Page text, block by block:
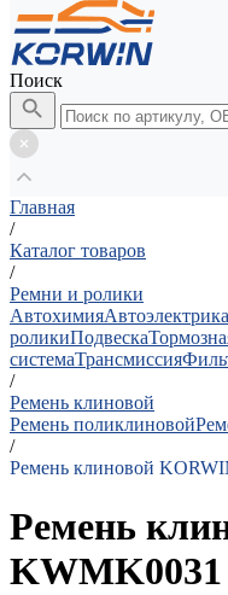
Поиск
Главная
/
Каталог товаров
/
Ремни и ролики
АвтохимияАвтоэлектрика
роликиПодвеска
системаТрансмиссия
/
Ремень клиновой
Ремень поликлиновой
/
Ремень клиновой
Ремень
KWMK0031